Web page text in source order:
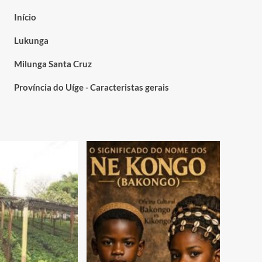
Início
Lukunga
Milunga Santa Cruz
Província do Uíge - Caracteristas gerais